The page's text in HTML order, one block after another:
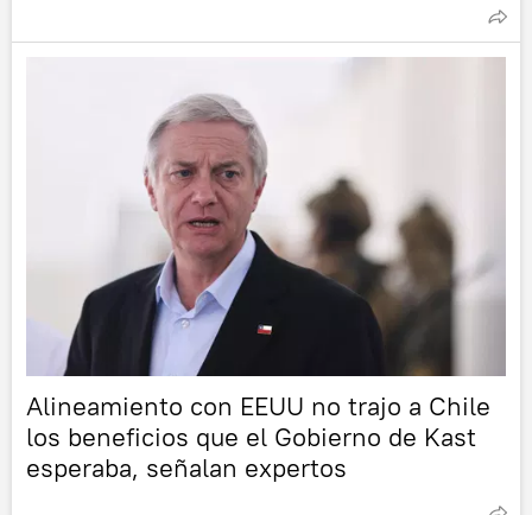
Alineamiento con EEUU no trajo a Chile
los beneficios que el Gobierno de Kast
esperaba, señalan expertos